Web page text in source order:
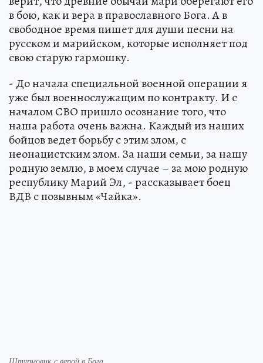
в бою, как и вера в православного Бога. А в
свободное время пишет для души песни на
русском и марийском, которые исполняет под
свою старую гармошку.
- До начала специальной военной операции я
уже был военнослужащим по контракту. И с
началом СВО пришло осознание того, что
наша работа очень важна. Каждый из наших
бойцов ведет борьбу с этим злом, с
неонацистским злом. За наши семьи, за нашу
родную землю, в моем случае – за мою родную
республику Марий Эл, - рассказывает боец
ВДВ с позывным «Чайка».